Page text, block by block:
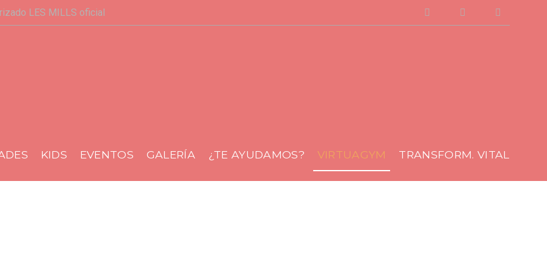
LES MILLS oficial Facebook Instagram
KIDS EVENTOS GALERÍA ¿TE AYUDAMOS? VIRTUAGYM TRANSFORM. VITAL